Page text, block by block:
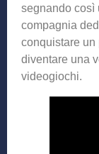
segnando così
compagnia
conquistare un
diventare una
videogiochi.